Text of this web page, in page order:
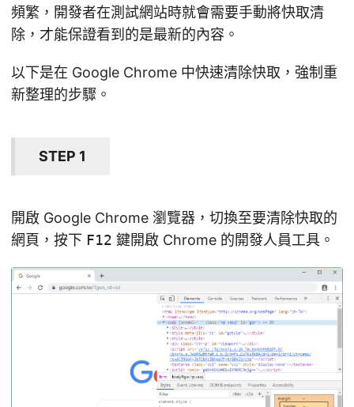
頻繁，開發者在測試網站時就會需要手動將快取清
除，才能保證看到的是最新的內容。
以下是在 Google Chrome 中快速清除快取，強制重
新整理的步驟。
STEP 1
開啟 Google Chrome 瀏覽器，切換至要清除快取的
網頁，按下 F12 鍵開啟 Chrome 的開發人員工具。